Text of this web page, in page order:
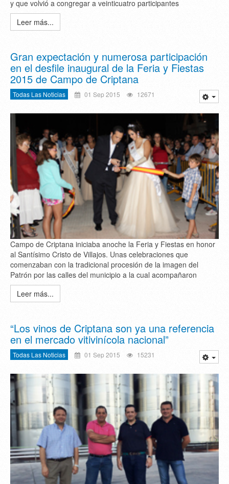
y que volvió a congregar a veinticuatro participantes
Leer más...
Gran expectación y numerosa participación
en el desfile inaugural de la Feria y Fiestas
2015 de Campo de Criptana
Todas Las Noticias 01 Sep 2015 12671
Campo de Criptana iniciaba anoche la Feria y Fiestas en honor
al Santísimo Cristo de Villajos. Unas celebraciones que
comenzaban con la tradicional procesión de la imagen del
Patrón por las calles del municipio a la cual acompañaron
Leer más...
“Los vinos de Criptana son ya una referencia
en el mercado vitivinícola nacional”
Todas Las Noticias 01 Sep 2015 15231